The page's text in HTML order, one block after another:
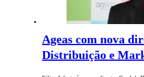
Ageas com nova
Distribuição e